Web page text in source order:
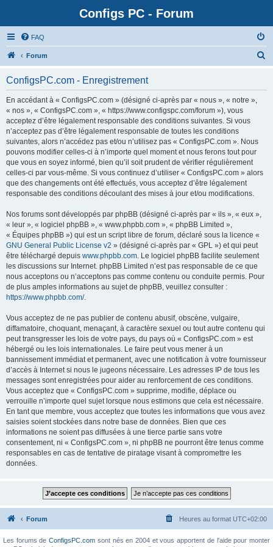
Configs PC - Forum
FAQ
Forum
ConfigsPC.com - Enregistrement
En accédant à « ConfigsPC.com » (désigné ci-après par « nous », « notre »,
« nos », « ConfigsPC.com », « https://www.configspc.com/forum »), vous
acceptez d’être légalement responsable des conditions suivantes. Si vous
n’acceptez pas d’être légalement responsable de toutes les conditions
suivantes, alors n’accédez pas et/ou n’utilisez pas « ConfigsPC.com ». Nous
pouvons modifier celles-ci à n’importe quel moment et nous ferons tout pour
que vous en soyez informé, bien qu’il soit prudent de vérifier régulièrement
celles-ci par vous-même. Si vous continuez d’utiliser « ConfigsPC.com » alors
que des changements ont été effectués, vous acceptez d’être légalement
responsable des conditions découlant des mises à jour et/ou modifications.
Nos forums sont développés par phpBB (désigné ci-après par « ils », « eux »,
« leur », « logiciel phpBB », « www.phpbb.com », « phpBB Limited »,
« Équipes phpBB ») qui est un script libre de forum, déclaré sous la licence «
GNU General Public License v2 » (désigné ci-après par « GPL ») et qui peut
être téléchargé depuis www.phpbb.com. Le logiciel phpBB facilite seulement
les discussions sur Internet. phpBB Limited n’est pas responsable de ce que
nous acceptons ou n’acceptons pas comme contenu ou conduite permis. Pour
de plus amples informations au sujet de phpBB, veuillez consulter :
https://www.phpbb.com/.
Vous acceptez de ne pas publier de contenu abusif, obscène, vulgaire,
diffamatoire, choquant, menaçant, à caractère sexuel ou tout autre contenu qui
peut transgresser les lois de votre pays, du pays où « ConfigsPC.com » est
hébergé ou les lois internationales. Le faire peut vous mener à un
bannissement immédiat et permanent, avec une notification à votre fournisseur
d’accès à Internet si nous le jugeons nécessaire. Les adresses IP de tous les
messages sont enregistrées pour aider au renforcement de ces conditions.
Vous acceptez que « ConfigsPC.com » supprime, modifie, déplace ou
verrouille n’importe quel sujet lorsque nous estimons que cela est nécessaire.
En tant que membre, vous acceptez que toutes les informations que vous avez
saisies soient stockées dans notre base de données. Bien que ces
informations ne soient pas diffusées à une tierce partie sans votre
consentement, ni « ConfigsPC.com », ni phpBB ne pourront être tenus comme
responsables en cas de tentative de piratage visant à compromettre les
données.
Forum Heures au format UTC+02:00
Les forums deConfigsPC.com sont nés en 2004 et vous apportent de l'aide pour monter